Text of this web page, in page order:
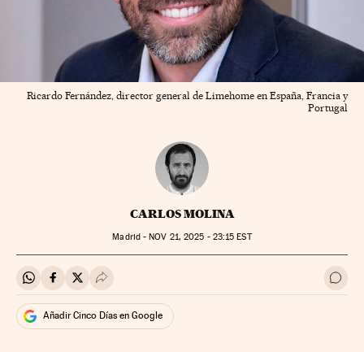
Ricardo Fernández, director general de Limehome en España, Francia y
Portugal
CARLOS MOLINA
Madrid -NOV 21, 2025 - 23:15 EST
Compartir en Whatsapp
Compartir en Facebook
Compartir en Twitter
Desplegar Redes Sociales Ir a
Añadir Cinco Días en Google